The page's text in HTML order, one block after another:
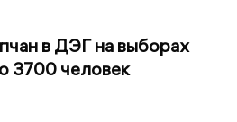
в ДЭГ на выборах
3700 человек